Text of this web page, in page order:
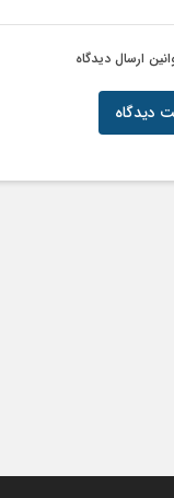
ارسال دیدگاه
دیدگاه